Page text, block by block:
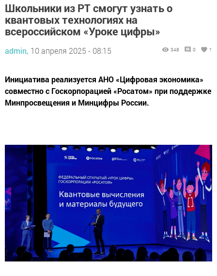
Школьники из РТ смогут узнать о
квантовых технологиях на
всероссийском «Уроке цифры»
admin, 10 апреля 2025 - 08:15 348 0 1
Инициатива реализуется АНО «Цифровая экономика»
совместно с Госкорпорацией «Росатом» при поддержке
Минпросвещения и Минцифры России.